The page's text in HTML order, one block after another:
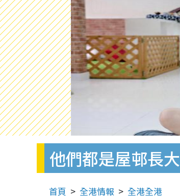
他們都是屋邨長
首頁 全港情報 全港全港